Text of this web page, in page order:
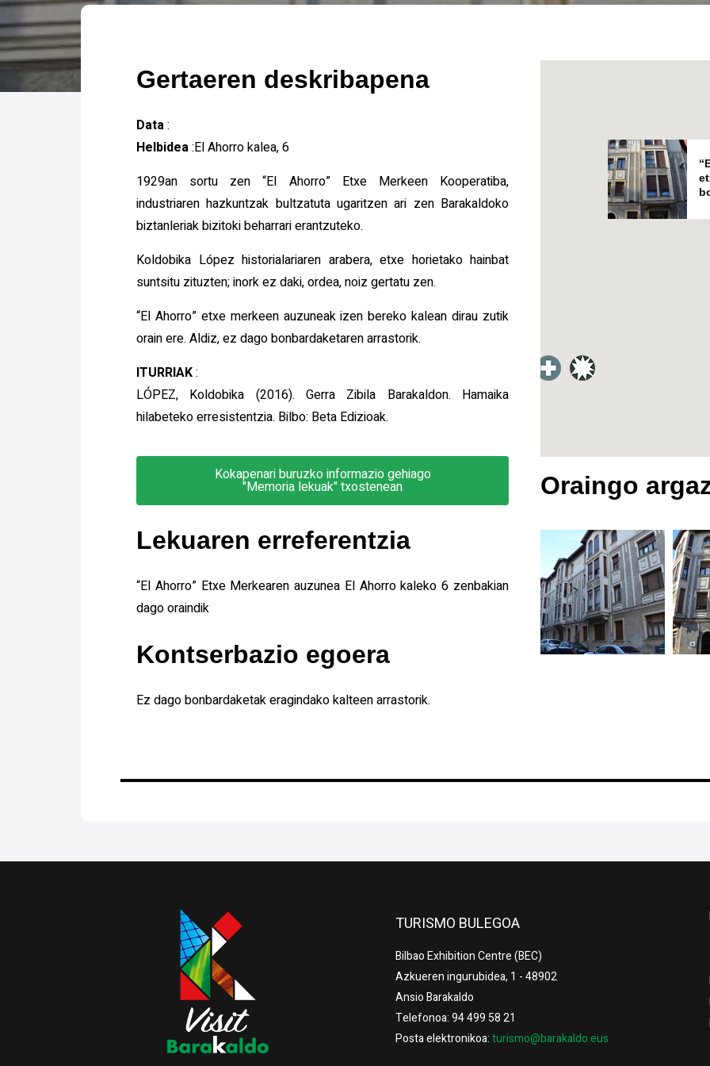
Gertaeren deskribapena
Data:
Helbidea:El Ahorro kalea, 6
1929an sortu zen “El Ahorro” Etxe Merkeen Kooperatiba,
industriaren hazkuntzak bultzatuta ugaritzen ari zen Barakaldoko
biztanleriak bizitoki beharrari erantzuteko.
Koldobika López historialariaren arabera, etxe horietako hainbat
suntsitu zituzten; inork ez daki, ordea, noiz gertatu zen.
“El Ahorro” etxe merkeen auzuneak izen bereko kalean dirau zutik
orain ere. Aldiz, ez dago bonbardaketaren arrastorik.
ITURRIAK:
LÓPEZ, Koldobika (2016). Gerra Zibila Barakaldon. Hamaika
hilabeteko erresistentzia. Bilbo: Beta Edizioak.
Kokapenari buruzko informazio gehiago
"Memoria lekuak" txostenean
Lekuaren erreferentzia
“El Ahorro” Etxe Merkearen auzunea El Ahorro kaleko 6 zenbakian
dago oraindik
Kontserbazio egoera
Ez dago bonbardaketak eragindako kalteen arrastorik.
Oraingo
TURISMO BULEGOA
Bilbao Exhibition Centre (BEC)
Azkueren ingurubidea, 1 - 48902
Ansio Barakaldo
Telefonoa: 94 499 58 21
Posta elektronikoa:turismo@barakaldo.eus